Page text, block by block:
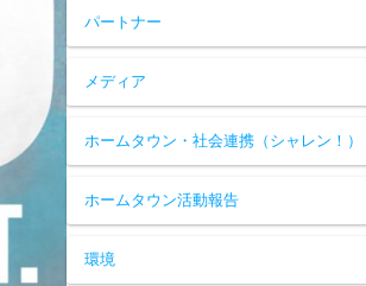
パートナー
メディア
ホームタウン・社会連携（シャレン！）
ホームタウン活動報告
環境